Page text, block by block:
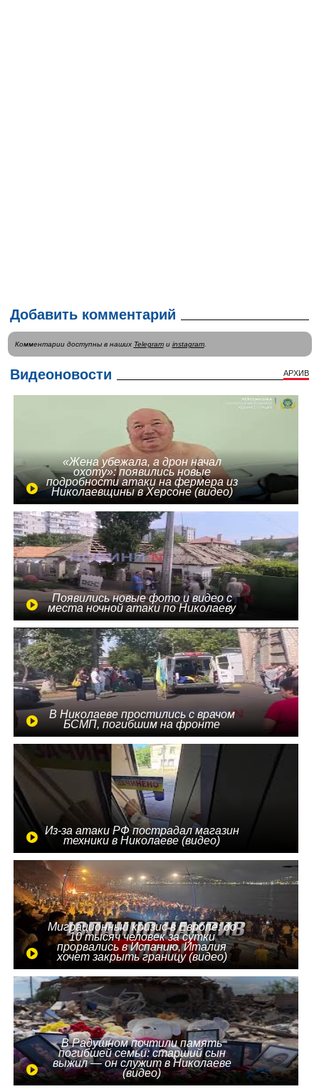
Добавить комментарий
Комментарии доступны в наших Telegramи instagram.
Видеоновости АРХИВ
«Жена убежала, а дрон начал
охоту»: появились новые
подробности атаки на фермера из
Николаевщины в Херсоне (видео)
Появились новые фото и видео с
места ночной атаки по Николаеву
В Николаеве простились с врачом
БСМП, погибшим на фронте
Из-за атаки РФ пострадал магазин
техники в Николаеве (видео)
Миграционный кризис в Европе: до
10 тысяч человек за сутки
прорвались в Испанию, Италия
хочет закрыть границу (видео)
В Радушном почтили память
погибшей семьи: старший сын
выжил — он служит в Николаеве
(видео)